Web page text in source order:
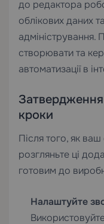
до редактора
облікових даних
адміністрування.
створювати та
автоматизації в
кроки
Після того, як
розгляньте ці
готовим до
Налаштуйте